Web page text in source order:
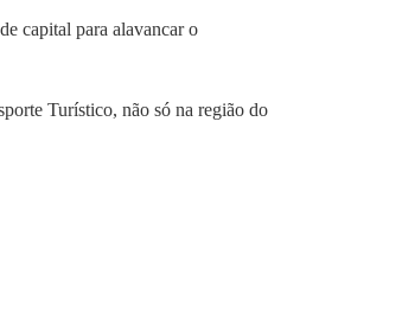
capital para alavancar o
Turístico, não só na região do